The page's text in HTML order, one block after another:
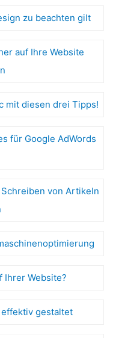
zu beachten gilt
auf Ihre Website
mit diesen drei Tipps!
für Google AdWords
von Artikeln
Ihrer Website?
gestaltet